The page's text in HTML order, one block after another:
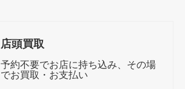
店頭買取
予約不要でお店に持ち込み、その場
でお買取・お支払い